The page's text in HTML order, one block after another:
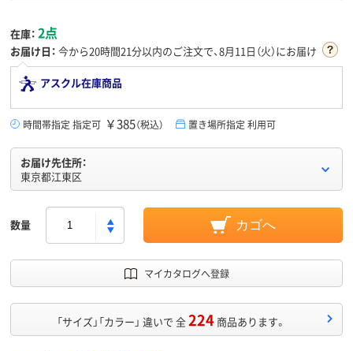
在庫： 2点
お届け日： 今から20時間21分以内のご注文で、8月11日（火）にお届け
アスクル在庫商品
時間帯指定 指定可 ￥385（税込） 置き場所指定 利用可
お届け先住所：
東京都江東区
数量 カゴへ
マイカタログへ登録
「サイズ」「カラー」 違いで 全224 商品あります。